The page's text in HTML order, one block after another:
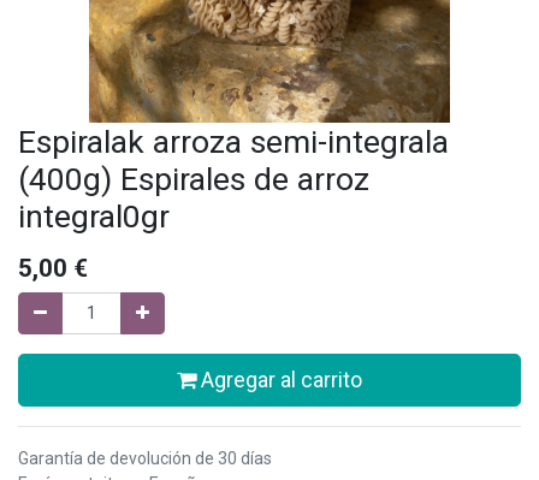
Espiralak arroza semi-integrala
(400g) Espirales de arroz
integral0gr
5,00 €
Agregar al carrito
Garantía de devolución de 30 días